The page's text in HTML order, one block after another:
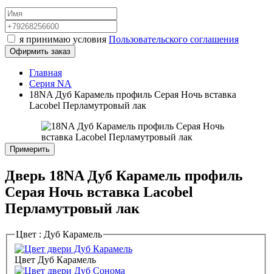
я принимаю условия Пользовательского соглашения
Офирмить заказ
Главная
Серия NA
18NA Дуб Карамель профиль Серая Ночь вставка
Lacobel Перламутровый лак
Примерить
Дверь 18NA Дуб Карамель профиль
Серая Ночь вставка Lacobel
Перламутровый лак
Цвет : Дуб Карамель
Цвет Дуб Карамель